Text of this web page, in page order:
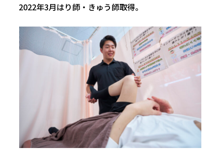
2022年3月はり師・きゅう師取得。